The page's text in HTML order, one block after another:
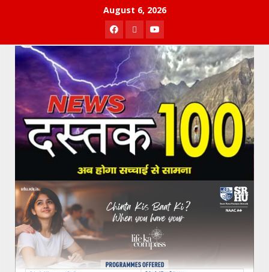
August 6, 2026
Facebook
TwitterYoutube